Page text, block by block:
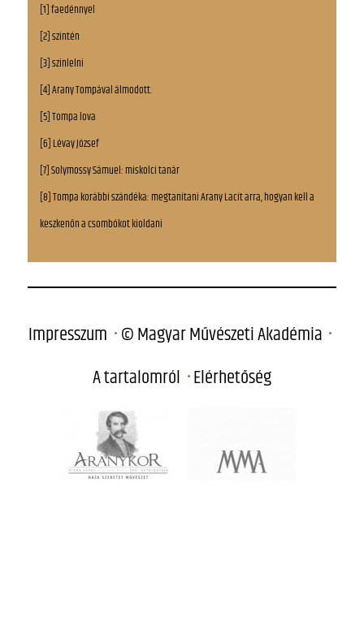
[1] faedénnyel
[2] szintén
[3] színlelni
[4] Arany Tompával álmodott.
[5] Tompa lova
[6] Lévay József
[7] Solymossy Sámuel: miskolci tanár
[8] Tompa korábbi szándéka: megtanítani Arany Lacit arra, hogyan kell a
keszkenőn a csombókot kioldani
Impresszum © Magyar Művészeti Akadémia
A tartalomról Elérhetőség